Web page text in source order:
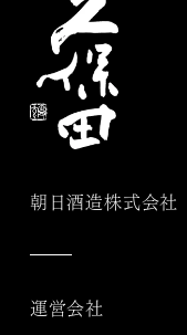
朝日酒造株式会社
運営会社